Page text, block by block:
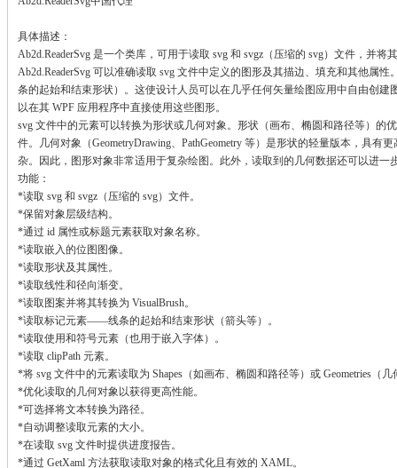
具体描述：
Ab2d.ReaderSvg 是一个类库，可用于读取 svg 和 svgz（压缩的 svg）文件，并
Ab2d.ReaderSvg 可以准确读取 svg 文件中定义的图形及其描边、填充和其他属
条的起始和结束形状）。这使设计人员可以在几乎任何矢量绘图应用中自由创建
以在其 WPF 应用程序中直接使用这些图形。
svg 文件中的元素可以转换为形状或几何对象。形状（画布、椭圆和路径等）的
件。几何对象（GeometryDrawing、PathGeometry 等）是形状的轻量版本，具有
杂。因此，图形对象非常适用于复杂绘图。此外，读取到的几何数据还可以进一
功能：
*读取 svg 和 svgz（压缩的 svg）文件。
*保留对象层级结构。
*通过 id 属性或标题元素获取对象名称。
*读取嵌入的位图图像。
*读取形状及其属性。
*读取线性和径向渐变。
*读取图案并将其转换为 VisualBrush。
*读取标记元素——线条的起始和结束形状（箭头等）。
*读取使用和符号元素（也用于嵌入字体）。
*读取 clipPath 元素。
*将 svg 文件中的元素读取为 Shapes（如画布、椭圆和路径等）或 Geometries（
*优化读取的几何对象以获得更高性能。
*可选择将文本转换为路径。
*自动调整读取元素的大小。
*在读取 svg 文件时提供进度报告。
*通过 GetXaml 方法获取读取对象的格式化且有效的 XAML。